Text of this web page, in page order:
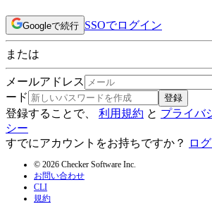
Googleで続行 SSOでログイン
または
メールアドレス
ード
登録
登録することで、 利用規約 と プライバ
シー
すでにアカウントをお持ちですか？
ロ
© 2026 Checker Software Inc.
お問い合わせ
CLI
規約